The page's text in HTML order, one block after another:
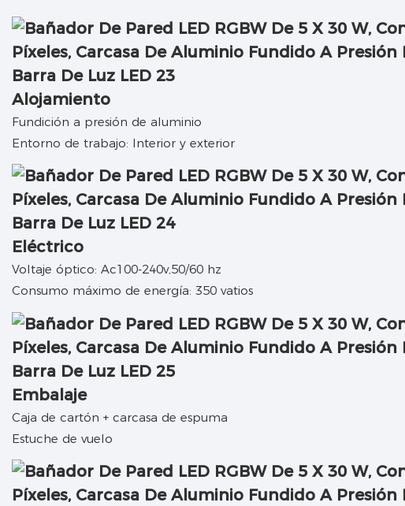
Alojamiento
Fundición a presión de aluminio
Entorno de trabajo: Interior y exterior
Eléctrico
Voltaje óptico: Ac100-240v,50/60 hz
Consumo máximo de energía: 350 vatios
Embalaje
Caja de cartón + carcasa de espuma
Estuche de vuelo